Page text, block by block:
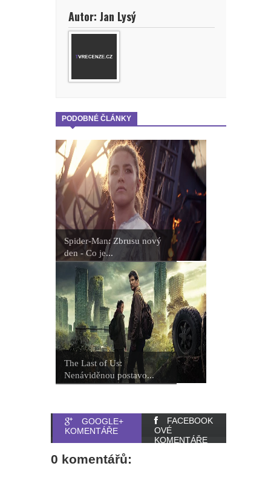
Autor: Jan Lysý
PODOBNÉ ČLÁNKY
Spider-Man: Zbrusu nový
den - Co je...
The Last of Us:
Nenáviděnou postavo...
GOOGLE+
KOMENTÁŘE
FACEBOOK
OVÉ
KOMENTÁŘE
0 komentářů: